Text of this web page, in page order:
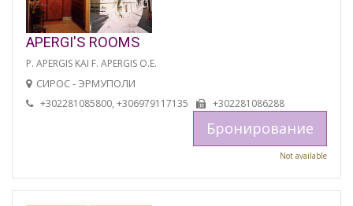
APERGI'S ROOMS
P. APERGIS KAI F. APERGIS O.E.
СИРОС - ЭРМУПОЛИ
+302281085800, +306979117135 +302281086288
Бронирование
Not available